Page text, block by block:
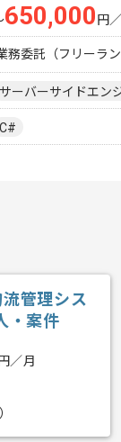
650,000 円
務委託（フリーラン
サーバーサイドエン
C#
流管理シス
・案件
円／月